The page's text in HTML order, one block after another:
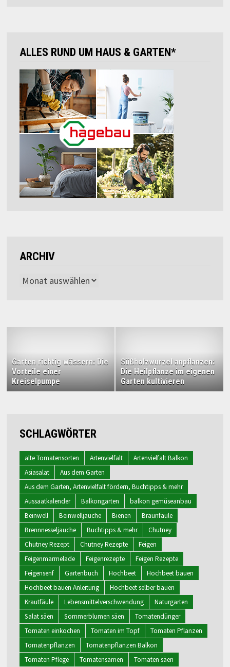
ALLES RUND UM HAUS & GARTEN*
ARCHIV
Archiv
Garten richtig wässern: Die
Vorteile einer
Kreiselpumpe
Süßholzwurzel anpflanzen:
Die Heilpflanze im eigenen
Garten kultivieren
SCHLAGWÖRTER
alte Tomatensorten Artenvielfalt
Artenvielfalt Balkon
Asiasalat
Aus dem Garten
Aus dem Garten, Artenvielfalt fördern, Buchtipps & mehr
Aussaatkalender
Balkongarten
balkon gemüseanbau
Beinwell
Beinwelljauche Bienen
Braunfäule
Brennnesseljauche
Buchtipps & mehr
Chutney
Chutney Rezept
Chutney Rezepte
Feigen
Feigenmarmelade
Feigenrezepte
Feigen Rezepte
Feigensenf
Gartenbuch Hochbeet
Hochbeet bauen
Hochbeet bauen Anleitung
Hochbeet selber bauen
Krautfäule
Lebensmittelverschwendung
Naturgarten
Salat säen
Sommerblumen säen
Tomatendünger
Tomaten einkochen
Tomaten im Topf
Tomaten Pflanzen
Tomatenpflanzen
Tomatenpflanzen Balkon
Tomaten Pflege
Tomatensamen Tomaten säen